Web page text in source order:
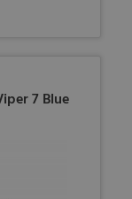
7 Blue